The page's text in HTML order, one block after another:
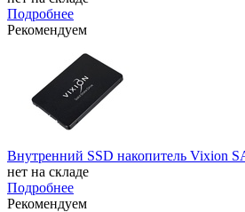
Подробнее
Рекомендуем
Внутренний SSD накопитель Vixion
нет на складе
Подробнее
Рекомендуем